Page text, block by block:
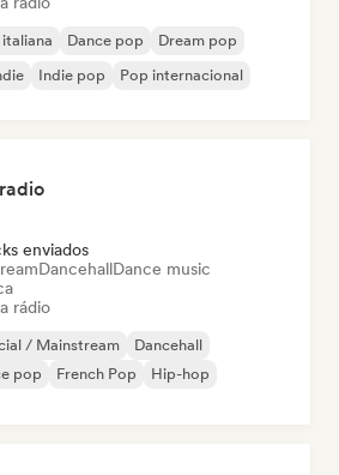
Dance pop
Dream pop
Indie pop Pop internacional
enviados
DancehallDance music
rádio
/ Mainstream
Dancehall
pop French Pop
Hip-hop